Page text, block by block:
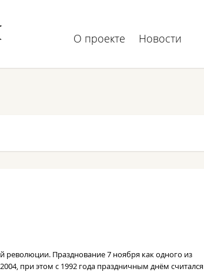
О проекте Новости
революции. Празднование 7 ноября как одного из
при этом с 1992 года праздничным днём считался